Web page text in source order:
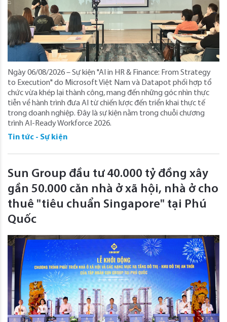
Ngày 06/08/2026 – Sự kiện "AI in HR & Finance: From Strategy
to Execution" do Microsoft Việt Nam và Datapot phối hợp tổ
chức vừa khép lại thành công, mang đến những góc nhìn thực
tiễn về hành trình đưa AI từ chiến lược đến triển khai thực tế
trong doanh nghiệp. Đây là sự kiện nằm trong chuỗi chương
trình AI-Ready Workforce 2026.
Tin tức - Sự kiện
Sun Group đầu tư 40.000 tỷ đồng xây
gần 50.000 căn nhà ở xã hội, nhà ở cho
thuê "tiêu chuẩn Singapore" tại Phú
Quốc